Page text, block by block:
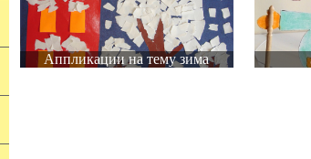
Аппликации на тему зима